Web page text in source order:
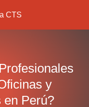
y
en Perú?